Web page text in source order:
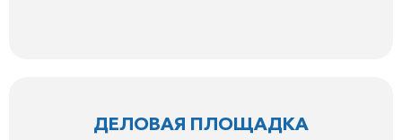
ДЕЛОВАЯ ПЛОЩАДКА